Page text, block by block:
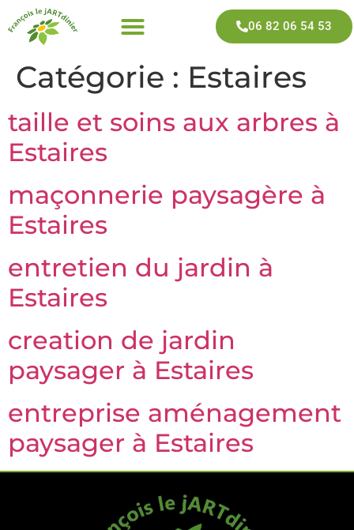
06 82 06 54 53
Catégorie : Estaires
taille et soins aux arbres à
Estaires
maçonnerie paysagère à
Estaires
entretien du jardin à
Estaires
creation de jardin
paysager à Estaires
entreprise aménagement
paysager à Estaires